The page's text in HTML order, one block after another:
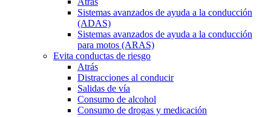
Sistemas avanzados de ayuda a la conducción
(ADAS)
Sistemas avanzados de ayuda a la conducción
para motos (ARAS)
Evita conductas de riesgo
Atrás
Distracciones al conducir
Salidas de vía
Consumo de alcohol
Consumo de drogas y medicación